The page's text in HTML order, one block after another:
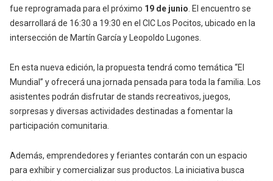
fue reprogramada para el próximo 19 de junio. El encuentro se
desarrollará de 16:30 a 19:30 en el CIC Los Pocitos, ubicado en la
intersección de Martín García y Leopoldo Lugones.
En esta nueva edición, la propuesta tendrá como temática “El
Mundial” y ofrecerá una jornada pensada para toda la familia. Los
asistentes podrán disfrutar de stands recreativos, juegos,
sorpresas y diversas actividades destinadas a fomentar la
participación comunitaria.
Además, emprendedores y feriantes contarán con un espacio
para exhibir y comercializar sus productos. La iniciativa busca